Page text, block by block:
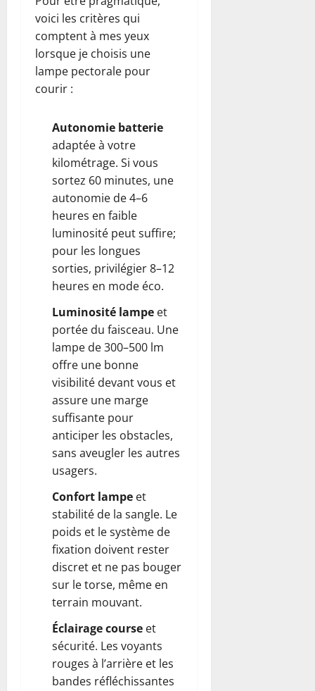
voici les critères qui
comptent à mes yeux
lorsque je choisis une
lampe pectorale pour
courir :
Autonomie batterie
adaptée à votre
kilométrage. Si vous
sortez 60 minutes, une
autonomie de 4–6
heures en faible
luminosité peut suffire;
pour les longues
sorties, privilégier 8–12
heures en mode éco.
Luminosité lampe et
portée du faisceau. Une
lampe de 300–500 lm
offre une bonne
visibilité devant vous et
assure une marge
suffisante pour
anticiper les obstacles,
sans aveugler les autres
usagers.
Confort lampe et
stabilité de la sangle. Le
poids et le système de
fixation doivent rester
discret et ne pas bouger
sur le torse, même en
terrain mouvant.
Éclairage course et
sécurité. Les voyants
rouges à l’arrière et les
bandes réfléchissantes